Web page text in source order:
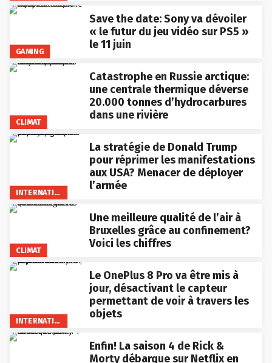
GAMING
Save the date: Sony va dévoiler
« le futur du jeu vidéo sur PS5 »
le 11 juin
CLIMAT
Catastrophe en Russie arctique:
une centrale thermique déverse
20.000 tonnes d’hydrocarbures
dans une rivière
INTERNATIONAL
La stratégie de Donald Trump
pour réprimer les manifestations
aux USA? Menacer de déployer
l’armée
CLIMAT
Une meilleure qualité de l’air à
Bruxelles grâce au confinement?
Voici les chiffres
INTERNATIONAL
Le OnePlus 8 Pro va être mis à
jour, désactivant le capteur
permettant de voir à travers les
objets
Enfin! La saison 4 de Rick &
Morty débarque sur Netflix en